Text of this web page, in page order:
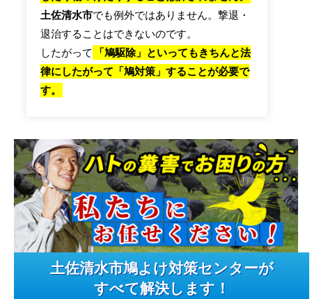
土佐清水市でも例外ではありません。撃退・
退治することはできないのです。
したがって
「鳩駆除」といってもきちんと法
律にしたがって「鳩対策」することが必要で
す。
土佐清水市鳩よけ対策センターが
すべて解決します！